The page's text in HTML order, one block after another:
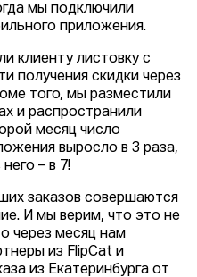
мы подключили
приложения.
клиенту листовку с
получения скидки через
того, мы разместили
и распространили
месяц число
выросло в 3 раза,
– в 7!
заказов совершаются
И мы верим, что это не
через месяц нам
из FlipCat и
из Екатеринбурга от